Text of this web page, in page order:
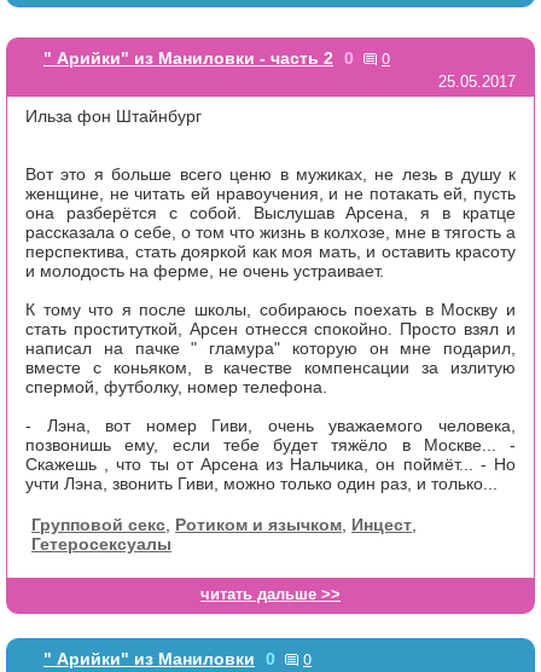
" Арийки" из Маниловки - часть 2 0 0
25.05.2017
Ильза фон Штайнбург
Вот это я больше всего ценю в мужиках, не лезь в душу к
женщине, не читать ей нравоучения, и не потакать ей, пусть
она разберётся с собой. Выслушав Арсена, я в кратце
рассказала о себе, о том что жизнь в колхозе, мне в тягость а
перспектива, стать дояркой как моя мать, и оставить красоту
и молодость на ферме, не очень устраивает.
К тому что я после школы, собираюсь поехать в Москву и
стать проституткой, Арсен отнесся спокойно. Просто взял и
написал на пачке " гламура" которую он мне подарил,
вместе с коньяком, в качестве компенсации за излитую
спермой, футболку, номер телефона.
- Лэна, вот номер Гиви, очень уважаемого человека,
позвонишь ему, если тебе будет тяжёло в Москве... -
Скажешь , что ты от Арсена из Нальчика, он поймёт... - Но
учти Лэна, звонить Гиви, можно только один раз, и только...
Групповой секс Ротиком и язычком Инцест
Гетеросексуалы
читать дальше >>
" Арийки" из Маниловки 0 0